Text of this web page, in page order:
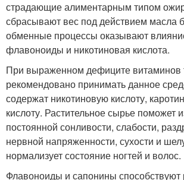
страдающие алиментарным типом
сбрасывают вес под действием масла
обменные процессы оказывают
флавоноиды и никотиновая кислота.
При выраженном дефиците витаминов
рекомендовано принимать данное
содержат никотиновую кислоту,
кислоту. Растительное сырье поможет
постоянной сонливости, слабости,
нервной напряженности, сухости и
нормализует состояние ногтей и волос.
Флавоноиды и сапонины способствуют